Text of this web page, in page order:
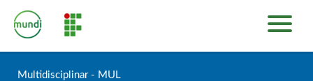
PLATAFORMA DE CURSOS
Multidisciplinar - MUL